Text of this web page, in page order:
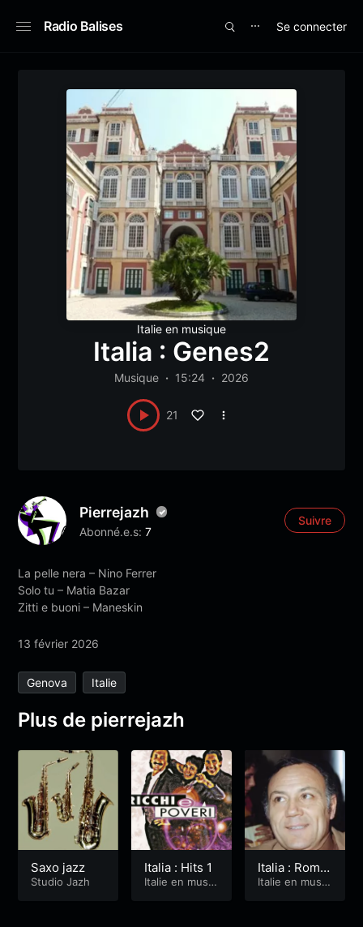
Radio Balises ⋯ Se connecter
Italie en musique
Italia : Genes2
Musique 15:24 2026
21
Pierrejazh
Abonné.e.s: 7
Suivre
La pelle nera – Nino Ferrer
Solo tu – Matia Bazar
Zitti e buoni – Maneskin
13 février 2026
Genova Italie
Plus de pierrejazh
Saxo jazz
Studio Jazh
Italia : Hits 1
Italie en musiq
Italia : Rome
2
Italie en musiq